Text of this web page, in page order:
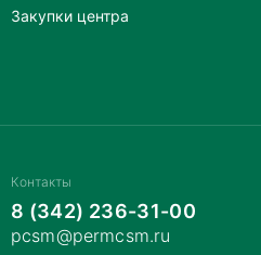
Закупки центра
Контакты
8 (342) 236-31-00
pcsm@permcsm.ru